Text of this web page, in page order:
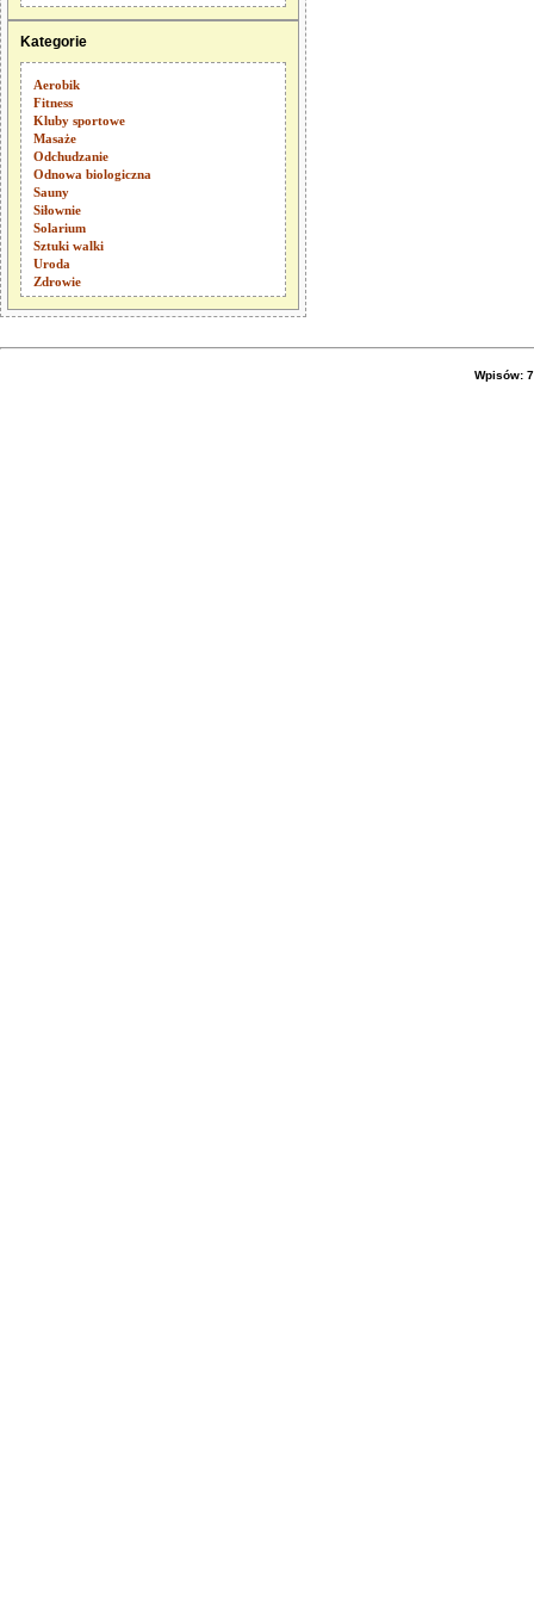
Kategorie
Aerobik
Fitness
Kluby sportowe
Masaże
Odchudzanie
Odnowa biologiczna
Sauny
Siłownie
Solarium
Sztuki walki
Uroda
Zdrowie
Wpisów: